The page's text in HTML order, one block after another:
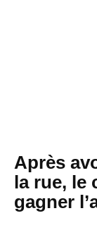
Après
la rue, le
gagner